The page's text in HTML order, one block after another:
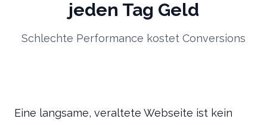
jeden Tag Geld
Schlechte Performance kostet Conversions
Eine langsame, veraltete Webseite ist kein